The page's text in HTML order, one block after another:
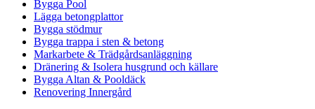
Bygga Pool
Lägga betongplattor
Bygga stödmur
Bygga trappa i sten & betong
Markarbete & Trädgårdsanläggning
Dränering & Isolera husgrund och källare
Bygga Altan & Pooldäck
Renovering Innergård